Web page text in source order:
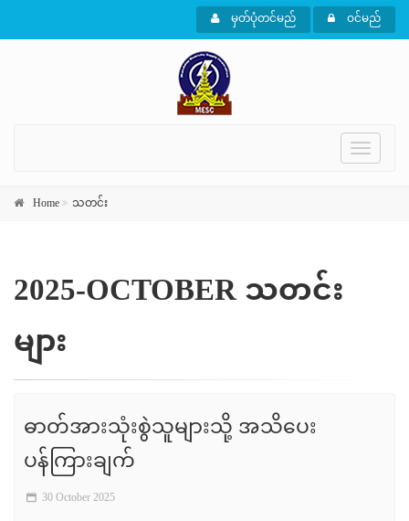
မှတ်ပုံတင်မည် ဝင်မည်
Toggle
Home သတင်း
2025-OCTOBER သတင်း
များ
ဓာတ်အားသုံးစွဲသူများသို့ အသိပေး
ပန်ကြားချက်
30 October 2025